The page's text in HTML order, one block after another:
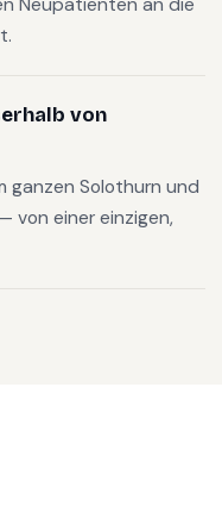
von
ganzen Solothurn und
von einer einzigen,